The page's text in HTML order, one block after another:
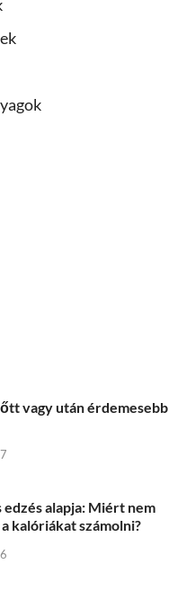
vagy után érdemesebb
edzés alapja: Miért nem
kalóriákat számolni?